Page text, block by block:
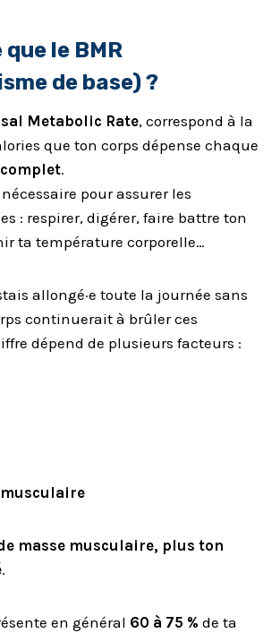
que le BMR
de base) ?
Metabolic Rate, correspond à la
que ton corps dépense chaque
.
nécessaire pour assurer les
: respirer, digérer, faire battre ton
ta température corporelle…
allongé·e toute la journée sans
continuerait à brûler ces
dépend de plusieurs facteurs :
musculaire
masse musculaire, plus ton
.
en général 60 à 75 % de ta